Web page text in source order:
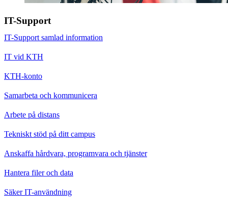
IT-Support
IT-Support samlad information
IT vid KTH
KTH-konto
Samarbeta och kommunicera
Arbete på distans
Tekniskt stöd på ditt campus
Anskaffa hårdvara, programvara och tjänster
Hantera filer och data
Säker IT-användning